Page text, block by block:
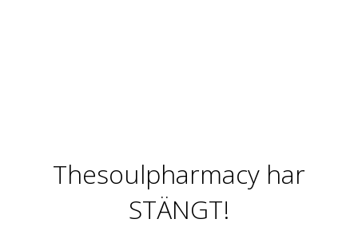
Thesoulpharmacy har
STÄNGT!